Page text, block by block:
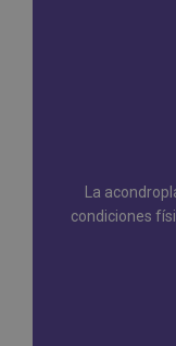
La
condiciones